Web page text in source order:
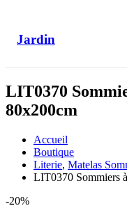
Jardin
LIT0370
80x200cm
Accueil
Boutique
Literie, Matelas
LIT0370 Sommiers
-20%